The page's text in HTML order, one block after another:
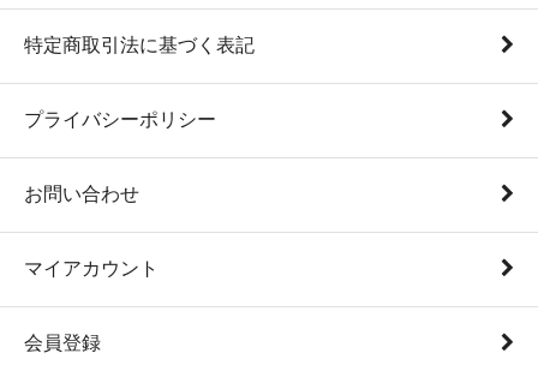
特定商取引法に基づく表記
プライバシーポリシー
お問い合わせ
マイアカウント
会員登録